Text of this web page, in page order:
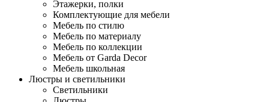
Этажерки, полки
Комплектующие для мебели
Мебель по стилю
Мебель по материалу
Мебель по коллекции
Мебель от Garda Decor
Мебель школьная
Люстры и светильники
Светильники